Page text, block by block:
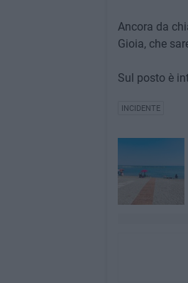
Ancora da
Gioia, che
Sul posto è
INCIDENTE